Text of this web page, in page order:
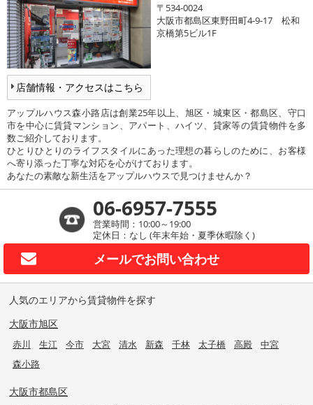
店舗情報・アクセスはこちら
〒534-0024
大阪市都島区東野田町4-9-17 松和
京橋第5ビル1F
アップルハウス森小路店は創業25年以上、旭区・城東区・都島区、守口
市を中心に賃貸マンション、アパート、ハイツ、貸家等の賃貸物件を多
数ご紹介しております。
ひとりひとりのライフスタイルにあった理想の暮らしのために、お客様
へ寄り添った丁寧な対応を心がけております。
あなたの素敵な新生活をアップルハウスで見つけませんか？
06-6957-7555
営業時間：10:00～19:00
定休日：なし (年末年始・夏季休暇除く)
メールでお問い合わせ
人気のエリアから賃貸物件を探す
大阪市旭区
赤川 生江 今市 大宮 清水 新森 千林 太子橋 高殿
中宮
森小路
大阪市都島区